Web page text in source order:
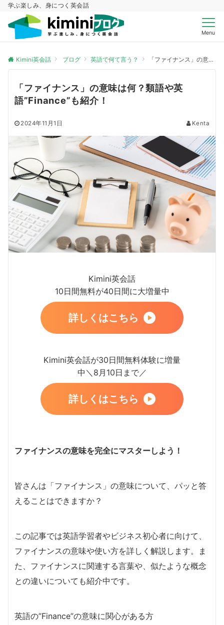
学ぶ楽しみ、身につく英会話
Menu
Kimini英会話 ブログ 英語で何て言う？ 「ファイナンス」の意味は何？類語や英語”Finance”も紹介！
「ファイナンス」の意味は何？類語や英
語”Finance”も紹介！
2024年11月1日 Kenta
Kimini英会話
10日間無料が40日間に大増量中
詳しくはこちら
Kimini英会話が30日間無料体験に増量
中＼8月10日まで／
詳しくはこちら
ファイナンスの意味を完全にマスターしよう！
皆さんは「ファイナンス」の意味について、パッと答
えることはできますか？
この記事では英語学習者やビジネス初心者に向けて、
ファイナンスの意味や使い方を詳しく解説します。ま
た、ファイナンスに関連する言葉や、似たような概念
との違いについても紹介中です。
英語の”Finance”の意味に関心がある方